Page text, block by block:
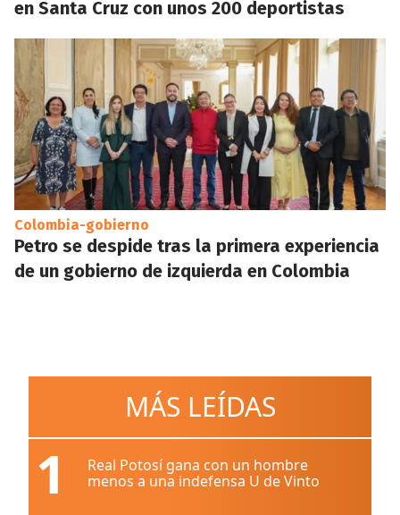
en Santa Cruz con unos 200 deportistas
Colombia-gobierno
Petro se despide tras la primera experiencia
de un gobierno de izquierda en Colombia
MÁS LEÍDAS
1
Real Potosí gana con un hombre
menos a una indefensa U de Vinto